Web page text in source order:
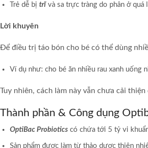
Trẻ dễ bị trĩvà sa trực tràng do phân ở quá
Lời khuyên
Để điều trị táo bón cho bé có thể dùng
Ví dụ như: cho bé ăn nhiều rau xanh uống
Tuy nhiên, cách làm này vẫn chưa cải
Thành phần & Công dụng
OptiBac Probiotics có chứa tới 5 tỷ vi
Sản phẩm được làm từ thảo dược thiên